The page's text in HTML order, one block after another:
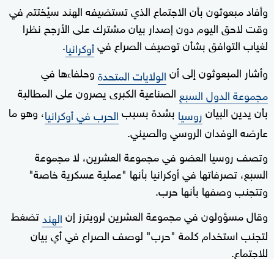
وأفاد مبعوثون بأن الاجتماع الذي تستضيفه الهند سيُختتم في
وقت لاحق اليوم دون إصدار بيان مشترك على الأرجح نظرا
لغياب التوافق بشأن توصيف الصراع فيأوكرانيا.
وأشار المبعوثون إلى أنالولايات المتحدةوحلفاءها في
مجموعة الدول السبع الصناعية الكبرى يصرون على المطالبة
بأن يدين البيانروسيا بشدة بسببالحرب في أوكرانيا، وهو ما
عارضه الوفدان الروسي والصيني.
وتصف روسيا العضو في مجموعة العشرين، لا مجموعة
السبع، تصرفاتها في أوكرانيا بأنها "عملية عسكرية خاصة"
وتتجنب وصفها بأنها حرب.
وقال مسؤولون في مجموعة العشرين لرويترز إنالهندتضغط
لتجنب استخدام كلمة "حرب" لوصف الصراع في أي بيان
للاجتماع.